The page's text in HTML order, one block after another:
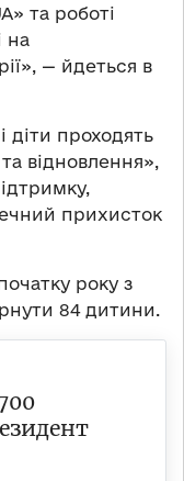
та роботі
на
— йдеться в
діти проходять
відновлення»,
прихисток
року з
84 дитини.